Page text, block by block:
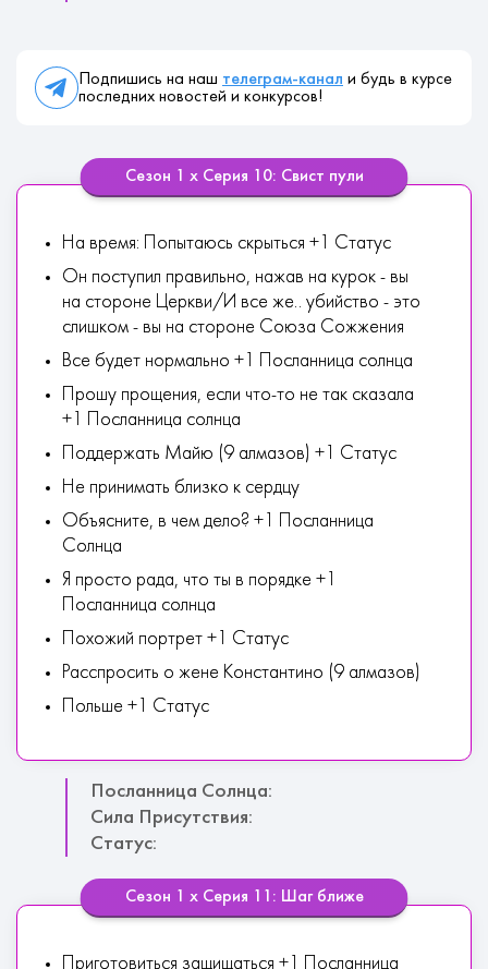
Подпишись на наш телеграм-канал и будь в курсе
последних новостей и конкурсов!
Сезон 1 х Серия 10: Свист пули
На время: Попытаюсь скрыться +1 Статус
Он поступил правильно, нажав на курок - вы
на стороне Церкви/И все же.. убийство - это
слишком - вы на стороне Союза Сожжения
Все будет нормально +1 Посланница солнца
Прошу прощения, если что-то не так сказала
+1 Посланница солнца
Поддержать Майю (9 алмазов) +1 Статус
Не принимать близко к сердцу
Объясните, в чем дело? +1 Посланница
Солнца
Я просто рада, что ты в порядке +1
Посланница солнца
Похожий портрет +1 Статус
Расспросить о жене Константино (9 алмазов)
Польше +1 Статус
Посланница Солнца:
Сила Присутствия:
Статус:
Сезон 1 х Серия 11: Шаг ближе
Приготовиться защищаться +1 Посланница